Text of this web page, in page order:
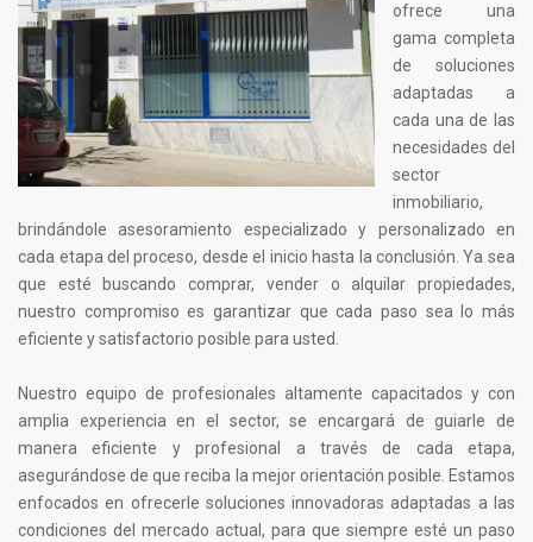
ofrece una
gama completa
de soluciones
adaptadas a
cada una de las
necesidades del
sector
inmobiliario,
brindándole asesoramiento especializado y personalizado en
cada etapa del proceso, desde el inicio hasta la conclusión. Ya sea
que esté buscando comprar, vender o alquilar propiedades,
nuestro compromiso es garantizar que cada paso sea lo más
eficiente y satisfactorio posible para usted.
Nuestro equipo de profesionales altamente capacitados y con
amplia experiencia en el sector, se encargará de guiarle de
manera eficiente y profesional a través de cada etapa,
asegurándose de que reciba la mejor orientación posible. Estamos
enfocados en ofrecerle soluciones innovadoras adaptadas a las
condiciones del mercado actual, para que siempre esté un paso